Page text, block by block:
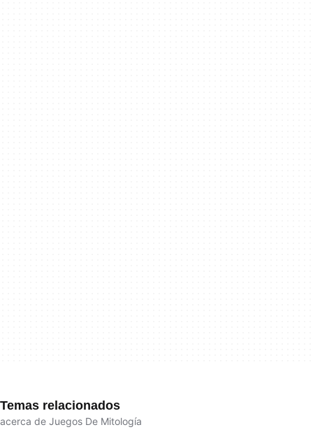
Temas relacionados
acerca de Juegos De Mitología